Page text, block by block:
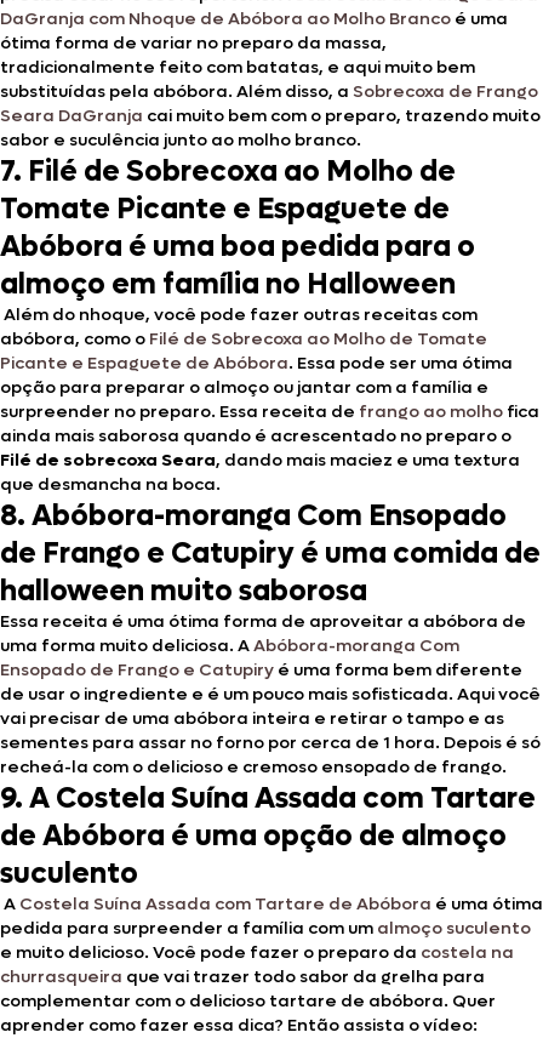
DaGranja com Nhoque de Abóbora ao Molho Branco é uma
ótima forma de variar no preparo da massa,
tradicionalmente feito com batatas, e aqui muito bem
substituídas pela abóbora. Além disso, a Sobrecoxa de Frango
Seara DaGranja cai muito bem com o preparo, trazendo muito
sabor e suculência junto ao molho branco.
7. Filé de Sobrecoxa ao Molho de
Tomate Picante e Espaguete de
Abóbora é uma boa pedida para o
almoço em família no Halloween
Além do nhoque, você pode fazer outras receitas com
abóbora, como o Filé de Sobrecoxa ao Molho de Tomate
Picante e Espaguete de Abóbora. Essa pode ser uma ótima
opção para preparar o almoço ou jantar com a família e
surpreender no preparo. Essa receita de frango ao molho fica
ainda mais saborosa quando é acrescentado no preparo o
Filé de sobrecoxa Seara, dando mais maciez e uma textura
que desmancha na boca.
8.Abóbora-moranga Com Ensopado
de Frango e Catupiry é uma comida de
halloween muito saborosa
Essa receita é uma ótima forma de aproveitar a abóbora de
uma forma muito deliciosa. AAbóbora-moranga Com
Ensopado de Frango e Catupiry é uma forma bem diferente
de usar o ingrediente e é um pouco mais sofisticada. Aqui você
vai precisar de uma abóbora inteira e retirar o tampo e as
sementes para assar no forno por cerca de 1 hora. Depois é só
recheá-la com o delicioso e cremoso ensopado de frango.
9.A Costela Suína Assada com Tartare
de Abóbora é uma opção de almoço
suculento
A Costela Suína Assada com Tartare de Abóbora é uma ótima
pedida para surpreender a família com um almoço suculento
e muito delicioso. Você pode fazer o preparo da costela na
churrasqueira que vai trazer todo sabor da grelha para
complementar com o delicioso tartare de abóbora. Quer
aprender como fazer essa dica? Então assista o vídeo: